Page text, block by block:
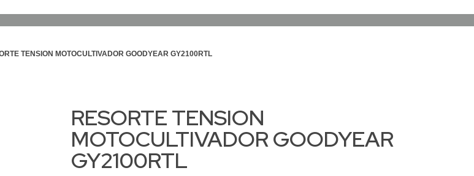
TENSION MOTOCULTIVADOR GOODYEAR GY2100RTL
RESORTE TENSION
MOTOCULTIVADOR GOODYEAR
GY2100RTL